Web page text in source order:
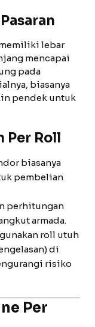
lebar
mencapai
pada
biasanya
pendek untuk
Per Roll
biasanya
pembelian
perhitungan
armada.
roll utuh
di
risiko
Per